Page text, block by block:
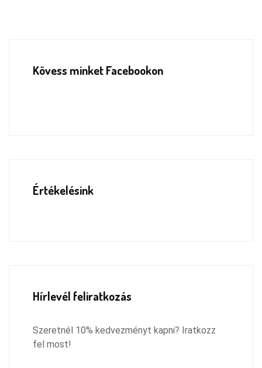
Kövess minket Facebookon
Értékelésink
Hírlevél feliratkozás
Szeretnél 10% kedvezményt kapni? Iratkozz
fel most!